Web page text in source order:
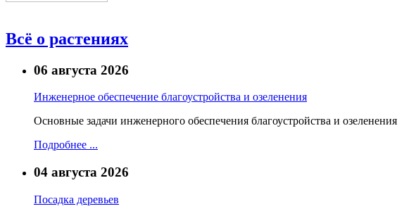
Всё о растениях
06 августа 2026
Инженерное обеспечение благоустройства и озеленения
Основные задачи инженерного обеспечения благоустройства и озеленения
Подробнее ...
04 августа 2026
Посадка деревьев